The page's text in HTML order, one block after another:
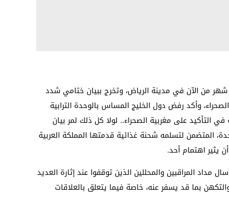
شهر من الآن في مدينة الرياض، وتخرج ببيان ختامي شدد
وأكد رفض دول الخليج المساس بالوحدة الترابية
التأكيد على مغربية الصحراء.. لولا كل ذلك لمر بيان
المتضمن لتسلمه شحنة غذائية قدمتها المملكة العربية
يثير اهتمام أحد.
مداد المراقبين والمحللين الذين توقفوا عند إثارة العديد
بما قد يسفر عنه، خاصة فيما يتعلق بالعلاقات